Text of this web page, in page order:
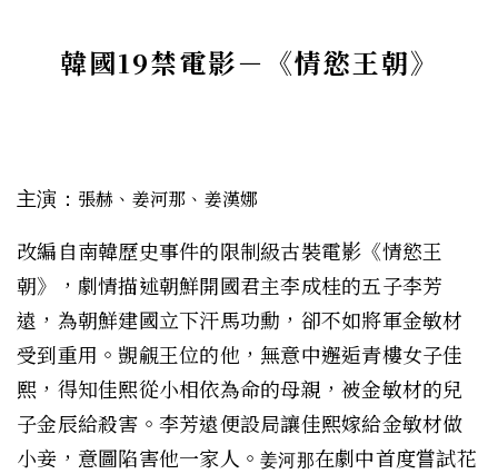
韓國19禁電影－ 《情慾王朝》
主演： 張赫、姜河那、姜漢娜
改編自南韓歷史事件的限制級古裝電影《情慾王
朝》，劇情描述朝鮮開國君主李成桂的五子李芳
遠，為朝鮮建國立下汗馬功勳，卻不如將軍金敏材
受到重用。覬覦王位的他，無意中邂逅青樓女子佳
熙，得知佳熙從小相依為命的母親，被金敏材的兒
子金辰給殺害。李芳遠便設局讓佳熙嫁給金敏材做
小妾，意圖陷害他一家人。 姜河那在劇中首度嘗試花